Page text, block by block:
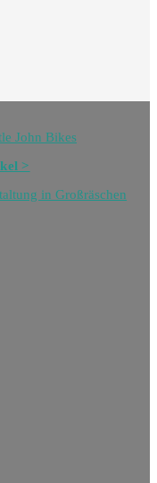
John Bikes
>
in Großräschen